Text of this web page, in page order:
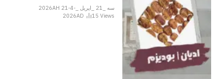
سه _21 _اپریل _2026AH 21-4-
2026AD
15Views